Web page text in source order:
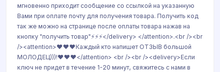
мгновенно приходит сообщение со ссылкой на указанную
Вами при оплате почту для получения товара. Получить код
так же можно на странице после оплаты товара нажав на
кнопку "получить товар"⚡⚡⚡</delivery> </attention>.<br /><br
/><attention>❤️❤️❤️Каждый кто напишет ОТЗЫВ большой
МОЛОДЕЦ)))!❤️❤️❤️</attention> <br /><br /><delivery>Если
ключ не придет в течение 1-20 минут, свяжитесь с нами в